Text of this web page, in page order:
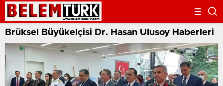
Brüksel Büyükelçisi Dr. Hasan Ulusoy Haberleri